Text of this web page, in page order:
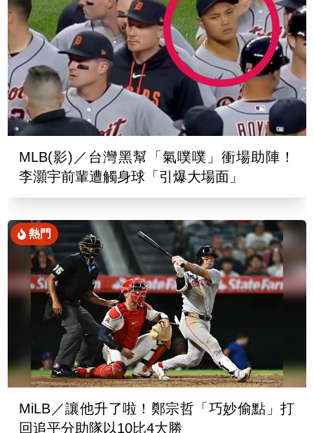
MLB(影)／台灣黑幫「氣噗噗」衝場助陣！
李灝宇前輩遭觸身球「引爆大場面」
熱門
MiLB／讓他升了啦！鄭宗哲「巧妙偷點」打
回追平分助隊以10比4大勝